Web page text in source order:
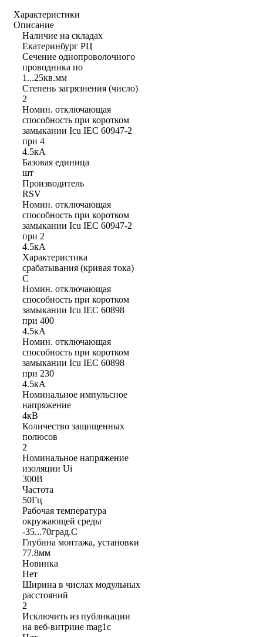
Характеристики
Описание
Наличие на складах
Екатеринбург РЦ
Сечение однопроволочного
проводника по
1...25кв.мм
Степень загрязнения (число)
2
Номин. отключающая
способность при коротком
замыкании Icu IEC 60947-2
при 4
4.5кА
Базовая единица
шт
Производитель
RSV
Номин. отключающая
способность при коротком
замыкании Icu IEC 60947-2
при 2
4.5кА
Характеристика
срабатывания (кривая тока)
C
Номин. отключающая
способность при коротком
замыкании Icu IEC 60898
при 400
4.5кА
Номин. отключающая
способность при коротком
замыкании Icu IEC 60898
при 230
4.5кА
Номинальное импульсное
напряжение
4кВ
Количество защищенных
полюсов
2
Номинальное напряжение
изоляции Ui
300В
Частота
50Гц
Рабочая температура
окружающей среды
-35...70град.C
Глубина монтажа, установки
77.8мм
Новинка
Нет
Ширина в числах модульных
расстояний
2
Исключить из публикации
на веб-витрине mag1c